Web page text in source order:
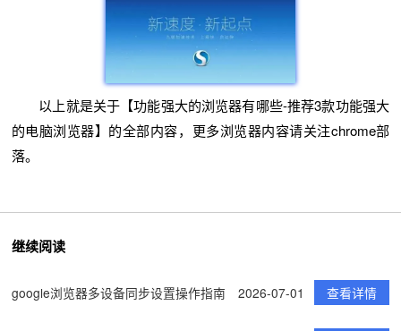
以上就是关于【功能强大的浏览器有哪些-推荐3款功能强大
的电脑浏览器】的全部内容，更多浏览器内容请关注chrome部
落。
继续阅读
google浏览器多设备同步设置操作指南 2026-07-01 查看详情